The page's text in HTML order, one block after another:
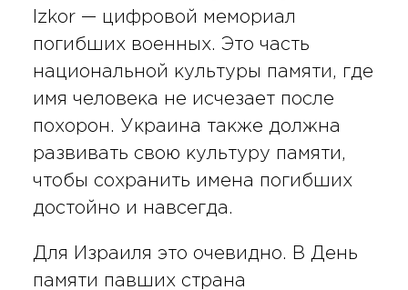
Izkor — цифровой мемориал
погибших военных. Это часть
национальной культуры памяти, где
имя человека не исчезает после
похорон. Украина также должна
развивать свою культуру памяти,
чтобы сохранить имена погибших
достойно и навсегда.
Для Израиля это очевидно. В День
памяти павших страна